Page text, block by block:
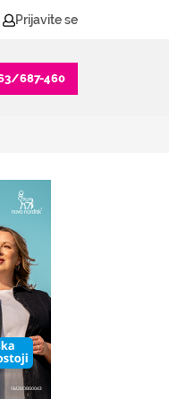
Prijavite se
687-460